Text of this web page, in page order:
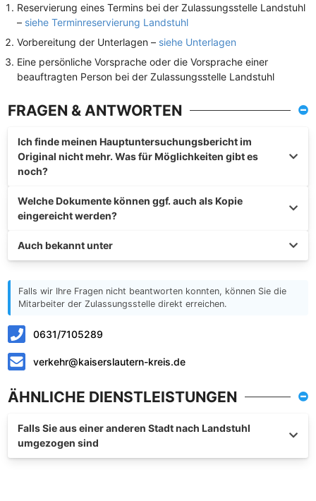
Reservierung eines Termins bei der Zulassungsstelle Landstuhl
– siehe Terminreservierung Landstuhl
Vorbereitung der Unterlagen – siehe Unterlagen
Eine persönliche Vorsprache oder die Vorsprache einer
beauftragten Person bei der Zulassungsstelle Landstuhl
FRAGEN & ANTWORTEN
Ich finde meinen Hauptuntersuchungsbericht im
Original nicht mehr. Was für Möglichkeiten gibt es
noch?
Welche Dokumente können ggf. auch als Kopie
eingereicht werden?
Auch bekannt unter
Falls wir Ihre Fragen nicht beantworten konnten, können Sie die
Mitarbeiter der Zulassungsstelle direkt erreichen.
0631/7105289
verkehr@kaiserslautern-kreis.de
ÄHNLICHE DIENSTLEISTUNGEN
Falls Sie aus einer anderen Stadt nach Landstuhl
umgezogen sind